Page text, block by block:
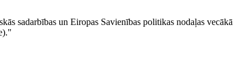
sadarbības un Eiropas Savienības politikas nodaļas vecākā